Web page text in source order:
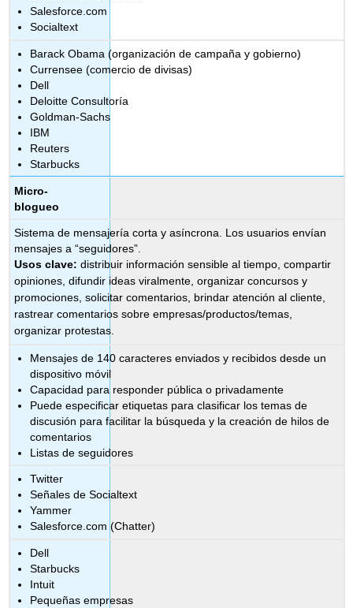
Salesforce.com
Socialtext
Barack Obama (organización de campaña y gobierno)
Currensee (comercio de divisas)
Dell
Deloitte Consultoría
Goldman-Sachs
IBM
Reuters
Starbucks
Micro-
blogueo
Sistema de mensajería corta y asíncrona. Los usuarios envían
mensajes a “seguidores”.
Usos clave: distribuir información sensible al tiempo, compartir
opiniones, difundir ideas viralmente, organizar concursos y
promociones, solicitar comentarios, brindar atención al cliente,
rastrear comentarios sobre empresas/productos/temas,
organizar protestas.
Mensajes de 140 caracteres enviados y recibidos desde un
dispositivo móvil
Capacidad para responder pública o privadamente
Puede especificar etiquetas para clasificar los temas de
discusión para facilitar la búsqueda y la creación de hilos de
comentarios
Listas de seguidores
Twitter
Señales de Socialtext
Yammer
Salesforce.com (Chatter)
Dell
Starbucks
Intuit
Pequeñas empresas